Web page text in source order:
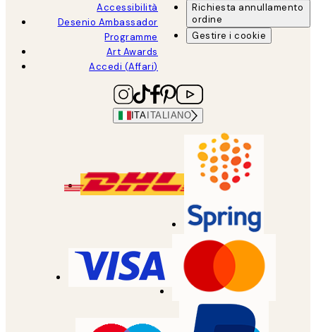
Accessibilità
Desenio Ambassador
Programme
Art Awards
Accedi (Affari)
Richiesta annullamento
ordine
Gestire i cookie
ITA ITALIANO